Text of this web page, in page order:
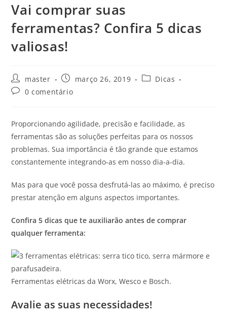
Vai comprar suas
ferramentas? Confira 5 dicas
valiosas!
master março 26, 2019
Dicas
0 comentário
Proporcionando agilidade, precisão e facilidade, as
ferramentas são as soluções perfeitas para os nossos
problemas. Sua importância é tão grande que estamos
constantemente integrando-as em nosso dia-a-dia.
Mas para que você possa desfrutá-las ao máximo, é preciso
prestar atenção em alguns aspectos importantes.
Confira 5 dicas que te auxiliarão antes de comprar
qualquer ferramenta:
Ferramentas elétricas da Worx, Wesco e Bosch.
Avalie as suas necessidades!